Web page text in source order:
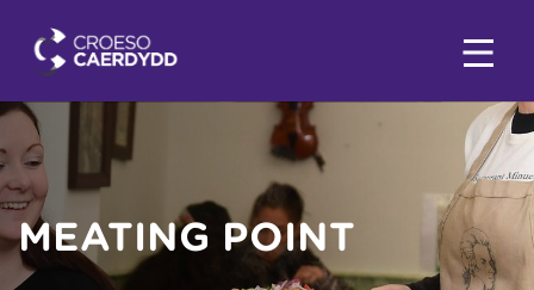
MEATING POINT